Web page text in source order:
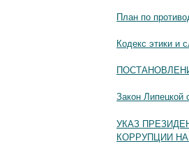
План по
Кодекс этики и
Закон Липецкой
УКАЗ
КОРРУПЦИИ НА